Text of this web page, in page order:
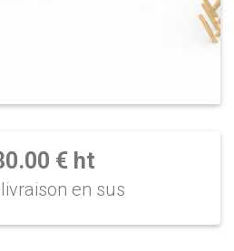
€ ht
en sus